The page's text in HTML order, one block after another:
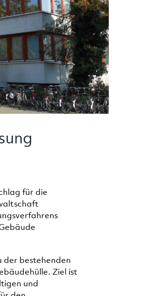
für die
der bestehenden
Ziel ist
und